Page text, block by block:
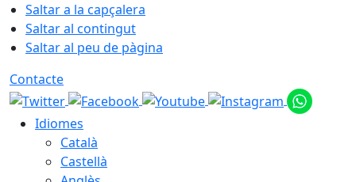
Saltar a la capçalera
Saltar al contingut
Saltar al peu de pàgina
Contacte
Idiomes
Català
Castellà